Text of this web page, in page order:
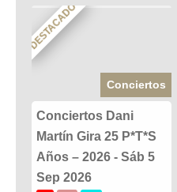
DESTACADO
Conciertos
Conciertos Dani
Martín Gira 25 P*T*S
Años – 2026 - Sáb 5
Sep 2026